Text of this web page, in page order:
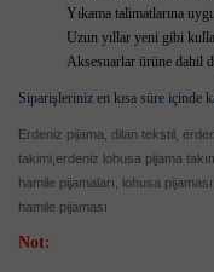
Yıkama talimatlarına
Uzun yıllar yeni gibi
Aksesuarlar ürüne dahil
Siparişleriniz en kısa süre içinde
Erdeniz pijama, dilan tekstil,
takimi, erdeniz lohusa pijama
hamile pijamaları, lohusa
hamile pijaması
Not: